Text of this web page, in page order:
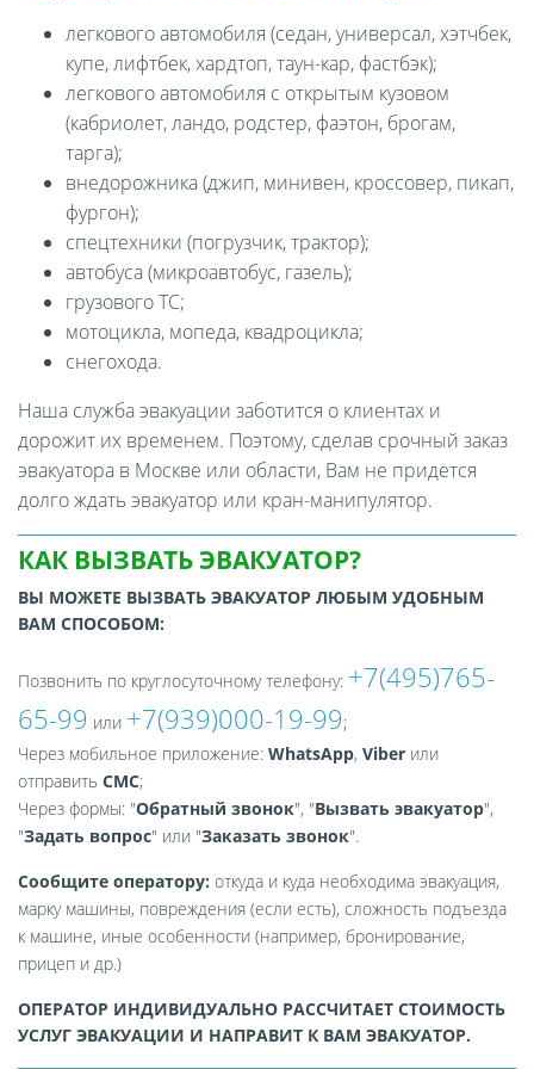
легкового автомобиля (седан, универсал, хэтчбек,
купе, лифтбек, хардтоп, таун-кар, фастбэк);
легкового автомобиля с открытым кузовом
(кабриолет, ландо, родстер, фаэтон, брогам,
тарга);
внедорожника (джип, минивен, кроссовер, пикап,
фургон);
спецтехники (погрузчик, трактор);
автобуса (микроавтобус, газель);
грузового ТС;
мотоцикла, мопеда, квадроцикла;
снегохода.
Наша служба эвакуации заботится о клиентах и
дорожит их временем. Поэтому, сделав срочный заказ
эвакуатора в Москве или области, Вам не придется
долго ждать эвакуатор или кран-манипулятор.
КАК ВЫЗВАТЬ ЭВАКУАТОР?
ВЫ МОЖЕТЕ ВЫЗВАТЬ ЭВАКУАТОР ЛЮБЫМ УДОБНЫМ
ВАМ СПОСОБОМ:
Позвонить по круглосуточному телефону: +7(495)765-
65-99 или +7(939)000-19-99;
Через мобильное приложение: WhatsApp, Viber или
отправить СМС;
Через формы: "Обратный звонок", "Вызвать эвакуатор",
"Задать вопрос" или "Заказать звонок".
Сообщите оператору: откуда и куда необходима эвакуация,
марку машины, повреждения (если есть), сложность подъезда
к машине, иные особенности (например, бронирование,
прицеп и др.)
ОПЕРАТОР ИНДИВИДУАЛЬНО РАССЧИТАЕТ СТОИМОСТЬ
УСЛУГ ЭВАКУАЦИИ И НАПРАВИТ К ВАМ ЭВАКУАТОР.